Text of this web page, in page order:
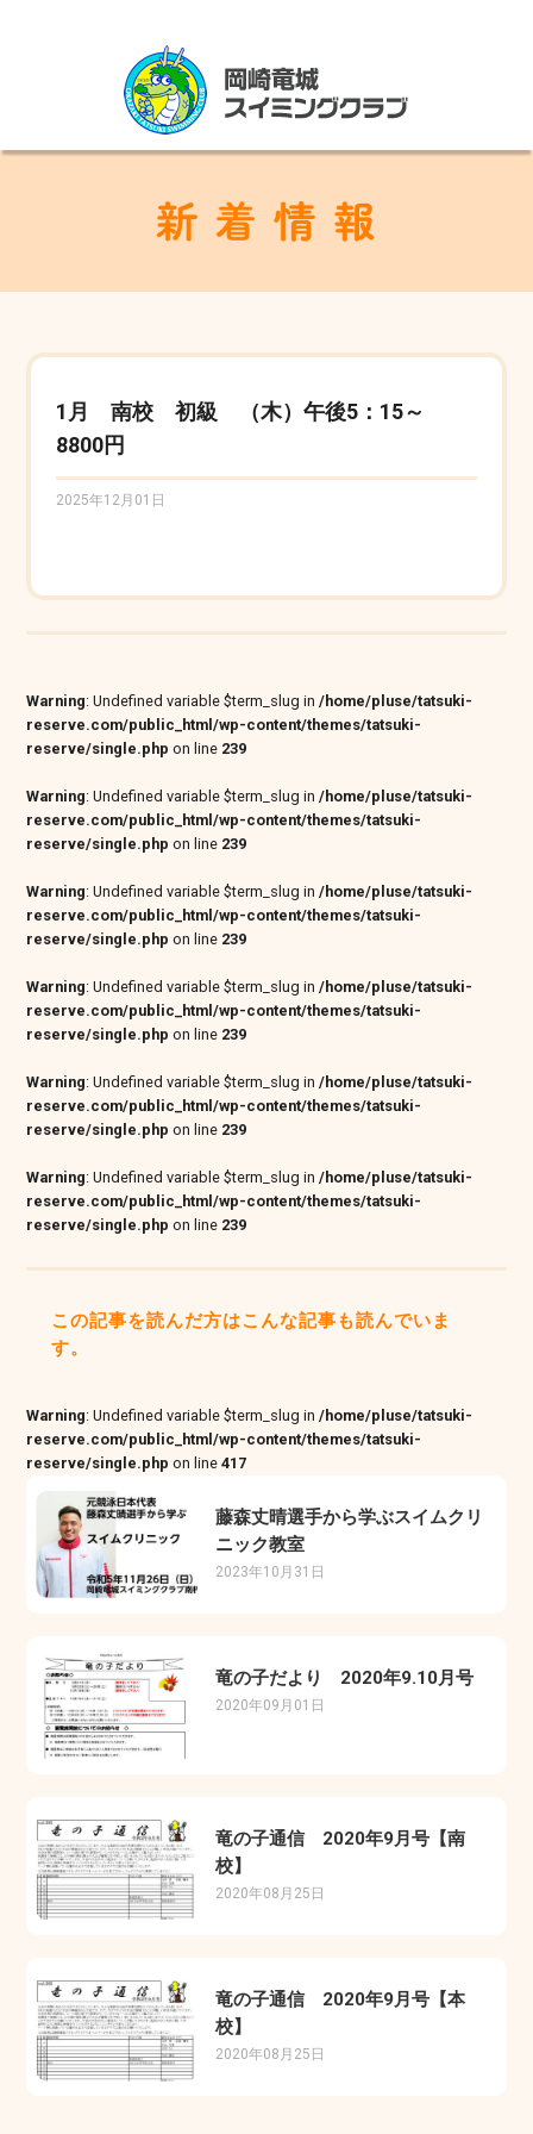
1月 南校 初級 （木）午後5：15～
8800円
2025年12月01日
Warning: Undefined variable $term_slug in/home/pluse/tatsuki-
reserve.com/public_html/wp-content/themes/tatsuki-
reserve/single.php on line 239
Warning: Undefined variable $term_slug in/home/pluse/tatsuki-
reserve.com/public_html/wp-content/themes/tatsuki-
reserve/single.php on line 239
Warning: Undefined variable $term_slug in/home/pluse/tatsuki-
reserve.com/public_html/wp-content/themes/tatsuki-
reserve/single.php on line 239
Warning: Undefined variable $term_slug in/home/pluse/tatsuki-
reserve.com/public_html/wp-content/themes/tatsuki-
reserve/single.php on line 239
Warning: Undefined variable $term_slug in/home/pluse/tatsuki-
reserve.com/public_html/wp-content/themes/tatsuki-
reserve/single.php on line 239
Warning: Undefined variable $term_slug in/home/pluse/tatsuki-
reserve.com/public_html/wp-content/themes/tatsuki-
reserve/single.php on line 239
この記事を読んだ方はこんな記事も読んでいま
す。
Warning: Undefined variable $term_slug in/home/pluse/tatsuki-
reserve.com/public_html/wp-content/themes/tatsuki-
reserve/single.php on line417
藤森丈晴選手から学ぶスイムクリ
ニック教室
2023年10月31日
竜の子だより 2020年9.10月号
2020年09月01日
竜の子通信 2020年9月号【南
校】
2020年08月25日
竜の子通信 2020年9月号【本
校】
2020年08月25日